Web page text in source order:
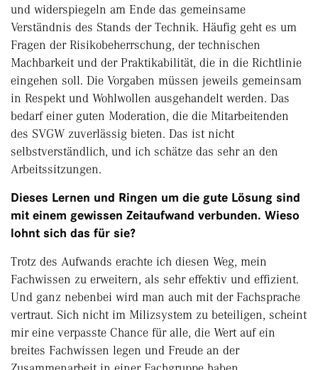
und widerspiegeln am Ende das gemeinsame
Verständnis des Stands der Technik. Häufig geht es um
Fragen der Risikobeherrschung, der technischen
Machbarkeit und der Praktikabilität, die in die Richtlinie
eingehen soll. Die Vorgaben müssen jeweils gemeinsam
in Respekt und Wohlwollen ausgehandelt werden. Das
bedarf einer guten Moderation, die die Mitarbeitenden
des SVGW zuverlässig bieten. Das ist nicht
selbstverständlich, und ich schätze das sehr an den
Arbeitssitzungen.
Dieses Lernen und Ringen um die gute Lösung sind
mit einem gewissen Zeitaufwand verbunden. Wieso
lohnt sich das für sie?
Trotz des Aufwands erachte ich diesen Weg, mein
Fachwissen zu erweitern, als sehr effektiv und effizient.
Und ganz nebenbei wird man auch mit der Fachsprache
vertraut. Sich nicht im Milizsystem zu beteiligen, scheint
mir eine verpasste Chance für alle, die Wert auf ein
breites Fachwissen legen und Freude an der